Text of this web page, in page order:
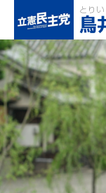
トップページ
基本政策
プロフィール
事務所アクセス